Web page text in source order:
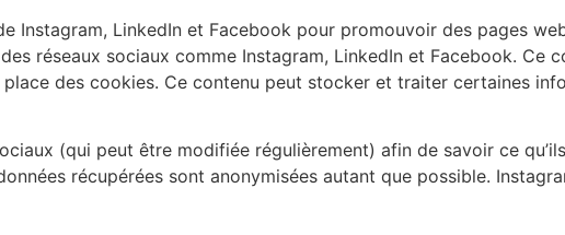
Instagram, LinkedIn et Facebook pour promouvoir des pages
réseaux sociaux comme Instagram, LinkedIn et Facebook. Ce
des cookies. Ce contenu peut stocker et traiter certaines
(qui peut être modifiée régulièrement) afin de savoir ce
récupérées sont anonymisées autant que possible.